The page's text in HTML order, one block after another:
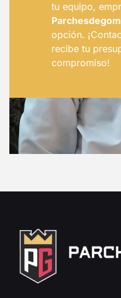
tu equipo,
opción.
recibe tu
compromiso!